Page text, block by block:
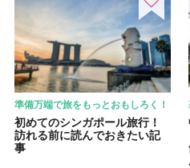
準備万端で旅をもっとおもしろく！
初めてのシンガポール旅行！
訪れる前に読んでおきたい記
事